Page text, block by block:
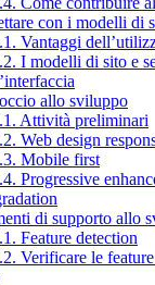
con i modelli di
Vantaggi
I modelli di sito e
allo sviluppo
Attività preliminari
Web design
Mobile first
Progressive
di supporto allo
Feature detection
Verificare le